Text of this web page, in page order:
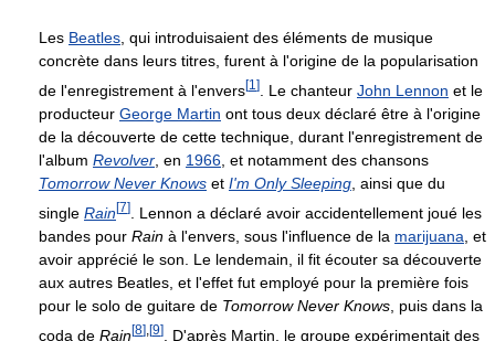
Les Beatles, qui introduisaient des éléments de musique
concrète dans leurs titres, furent à l'origine de la popularisation
de l'enregistrement à l'envers[1 ] . Le chanteur John Lennon et le
producteur George Martin ont tous deux déclaré être à l'origine
de la découverte de cette technique, durant l'enregistrement de
l'album Revolver , en 1966 , et notamment des chansons
Tomorrow Never Knows et I'm Only Sleeping , ainsi que du
single Rain[7]
. Lennon a déclaré avoir accidentellement joué les
bandes pour Rain à l'envers, sous l'influence de la marijuana , et
avoir apprécié le son. Le lendemain, il fit écouter sa découverte
aux autres Beatles, et l'effet fut employé pour la première fois
pour le solo de guitare de Tomorrow Never Knows , puis dans la
coda de Rain[8] [9]
. D'après Martin, le groupe expérimentait des